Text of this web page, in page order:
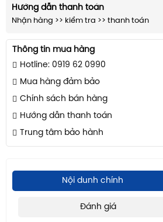
Hướng dẫn thanh toán
Nhận hàng >> kiểm tra >> thanh toán
Thông tin mua hàng
Hotline: 0919 62 0990
Mua hàng đảm bảo
Chính sách bán hàng
Hướng dẫn thanh toán
Trung tâm bảo hành
Nội dunh chính
Đánh giá
NỘI DUNG CHÍNH